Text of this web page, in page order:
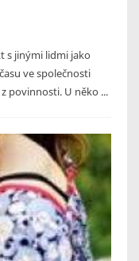
s jinými lidmi jako
ve společnosti
povinnosti. U něko ...